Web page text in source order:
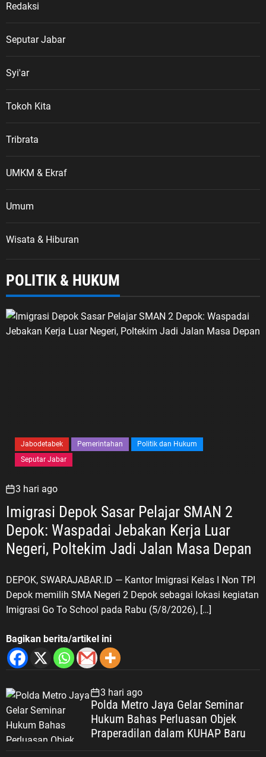
Redaksi
Seputar Jabar
Syi'ar
Tokoh Kita
Tribrata
UMKM & Ekraf
Umum
Wisata & Hiburan
POLITIK & HUKUM
Jabodetabek Pemerintahan
Politik dan Hukum
Seputar Jabar
3 hari ago
Imigrasi Depok Sasar Pelajar SMAN 2
Depok: Waspadai Jebakan Kerja Luar
DEPOK, SWARAJABAR.ID — Kantor Imigrasi Kelas I Non TPI
Depok memilih SMA Negeri 2 Depok sebagai lokasi kegiatan
Imigrasi Go To School pada Rabu (5/8/2026), […]
Bagikan berita/artikel ini
3 hari ago
Polda Metro Jaya Gelar Seminar
Hukum Bahas Perluasan Objek
Praperadilan dalam KUHAP Baru